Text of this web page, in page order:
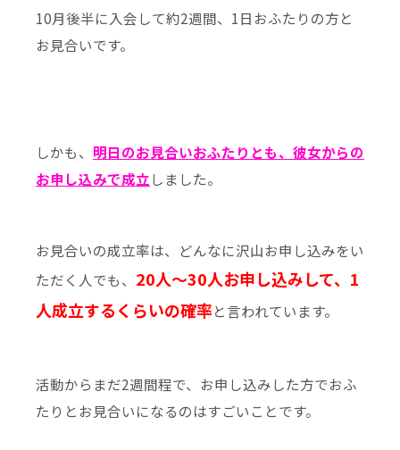
10月後半に入会して約2週間、1日おふたりの方と
お見合いです。
しかも、 明日のお見合いおふたりとも、彼女からの
お申し込みで成立しました。
お見合いの成立率は、どんなに沢山お申し込みをい
ただく人でも、 20人～30人お申し込みして、1
人成立するくらいの確率と言われています。
活動からまだ2週間程で、お申し込みした方でおふ
たりとお見合いになるのはすごいことです。